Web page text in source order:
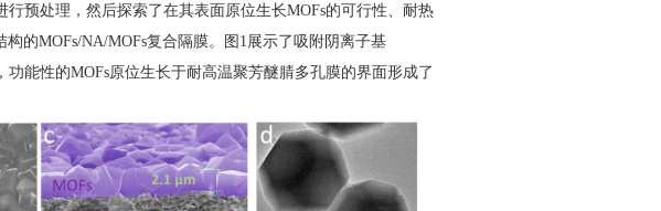
处理，然后探索了在其表面原位生长MOFs的可行性、耐热
的MOFs/NA/MOFs复合隔膜。图1展示了吸附阴离子基
能性的MOFs原位生长于耐高温聚芳醚腈多孔膜的界面形成了